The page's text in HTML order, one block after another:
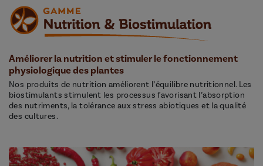
Améliorer la nutrition et stimuler le fonctionnement
physiologique des plantes
Nos produits de nutrition améliorent l’équilibre nutritionnel. Les
biostimulants stimulent les processus favorisant l’absorption
des nutriments, la tolérance aux stress abiotiques et la qualité
des cultures.